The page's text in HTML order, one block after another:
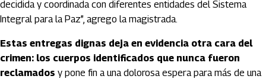
decidida y coordinada con diferentes entidades del Sistema
Integral para la Paz”, agrego la magistrada.
Estas entregas dignas deja en evidencia otra cara del
crimen: los cuerpos identificados que nunca fueron
reclamados y pone fin a una dolorosa espera para más de una